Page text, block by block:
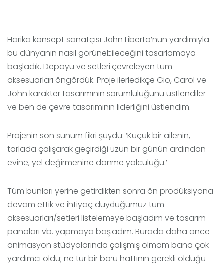
Harika konsept sanatçısı John Liberto’nun yardımıyla
bu dünyanın nasıl görünebileceğini tasarlamaya
başladık. Depoyu ve setleri çevreleyen tüm
aksesuarları öngördük. Proje ilerledikçe Gio, Carol ve
John karakter tasarımının sorumluluğunu üstlendiler
ve ben de çevre tasarımının liderliğini üstlendim.
Projenin son sunum fikri şuydu: ‘Küçük bir ailenin,
tarlada çalışarak geçirdiği uzun bir günün ardından
evine, yel değirmenine dönme yolculuğu.’
Tüm bunları yerine getirdikten sonra ön prodüksiyona
devam ettik ve ihtiyaç duyduğumuz tüm
aksesuarları/setleri listelemeye başladım ve tasarım
panoları vb. yapmaya başladım. Burada daha önce
animasyon stüdyolarında çalışmış olmam bana çok
yardımcı oldu; ne tür bir boru hattının gerekli olduğu